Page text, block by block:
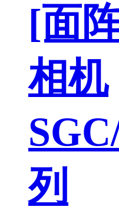
[面
相机
列